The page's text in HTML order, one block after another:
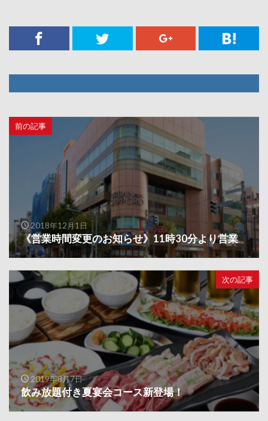
前の記事
2018年12月1日
《営業時間変更のお知らせ》11時30分より営業
次の記事
2019年8月7日
飲み放題付き夏宴会コース新登場！